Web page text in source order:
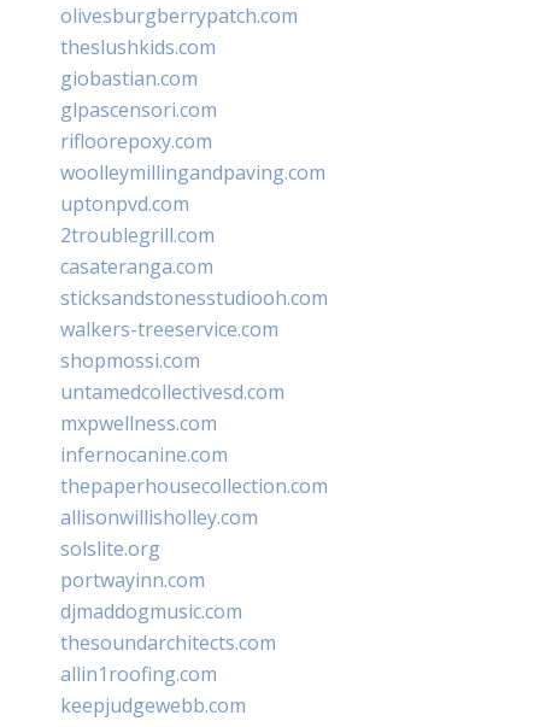
olivesburgberrypatch.com
theslushkids.com
giobastian.com
glpascensori.com
rifloorepoxy.com
woolleymillingandpaving.com
uptonpvd.com
2troublegrill.com
casateranga.com
sticksandstonesstudiooh.com
walkers-treeservice.com
shopmossi.com
untamedcollectivesd.com
mxpwellness.com
infernocanine.com
thepaperhousecollection.com
allisonwillisholley.com
solslite.org
portwayinn.com
djmaddogmusic.com
thesoundarchitects.com
allin1roofing.com
keepjudgewebb.com